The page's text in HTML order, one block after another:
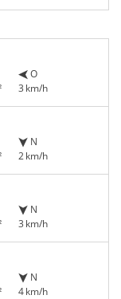
O
3 km/h
N
2 km/h
N
3 km/h
N
4 km/h